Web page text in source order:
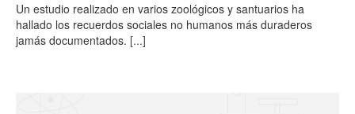
Un estudio realizado en varios zoológicos y santuarios ha
hallado los recuerdos sociales no humanos más duraderos
jamás documentados. [...]